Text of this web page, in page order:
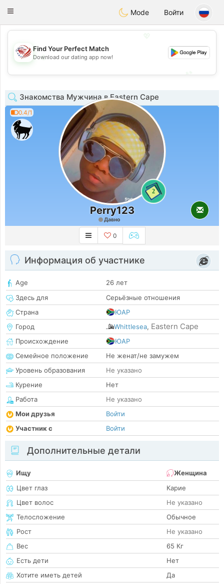
Dating
Toggle
Mode Войти
💖
💕
Find Your Perfect Match
Download our dating app now!
Знакомства Мужчина в Eastern Cape
0.4/1
2
Perry123
Давно
0
Информация об участнике
Age
26 лет
Здесь для
Серьёзные отношения
Страна
ЮАР
Город
Whittlesea, Eastern Cape
Происхождение
ЮАР
Семейное положение
Не женат/не замужем
Уровень образования
Не указано
Курение
Нет
Работа
Не указано
Мои друзья
Войти
Участник с
Войти
Дополнительные детали
Ищу
Женщина
Цвет глаз
Карие
Цвет волос
Не указано
Телосложение
Обычное
Рост
Не указано
Вес
65 Кг
Есть дети
Нет
Хотите иметь детей
Да